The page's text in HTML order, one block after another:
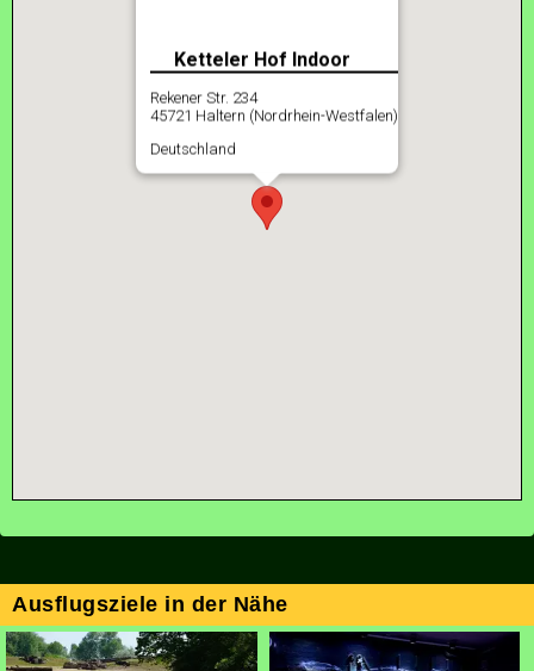
Ketteler Hof Indoor
Rekener Str. 234
45721 Haltern (Nordrhein-Westfalen)
Deutschland
Ausflugsziele in der Nähe